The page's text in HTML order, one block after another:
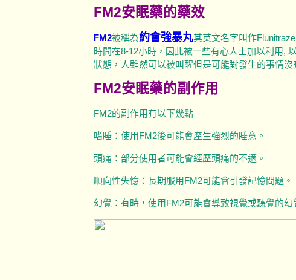
FM2安眠藥的藥效
FM2被稱為約會強暴丸其英文名字叫作
時間在8-12小時，因此被一些有心人士加以利用,
狀態，人雖然可以被叫醒但是可能對發生的事情沒
FM2安眠藥的副作用
FM2的副作用有以下幾點
嗜睡：使用FM2後可能會產生強烈的睡意。
頭痛：部分使用者可能會經歷頭痛的不適。
順向性失憶：長期服用FM2可能會引發記憶問題。
幻覺：有時，使用FM2可能會導致視覺或聽覺的幻